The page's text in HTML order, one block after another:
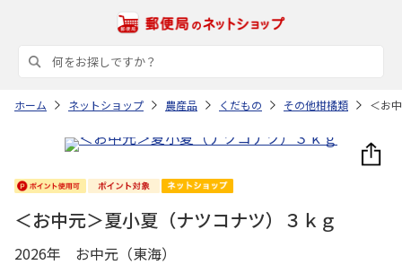
ホーム ネットショップ 農産品 くだもの その他柑橘類 ＜お
＜お中元＞夏小夏（ナツコナツ）３ｋｇ
2026年 お中元（東海）